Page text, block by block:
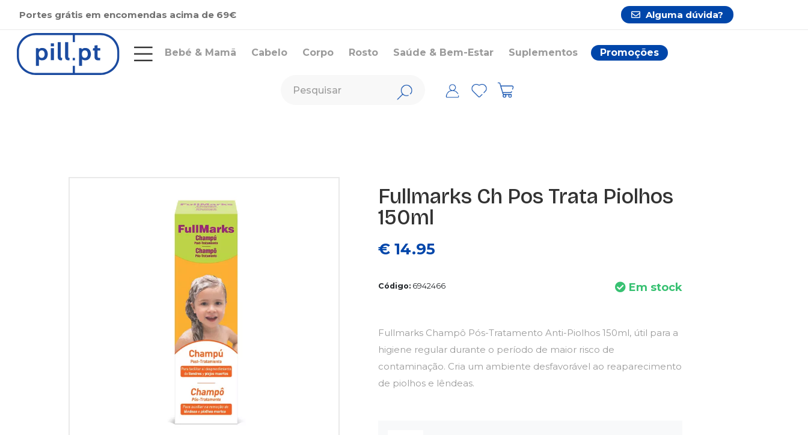
Portes grátis em encomendas acima de 69€ Alguma dúvida?
Bebé & Mamã Cabelo Corpo Rosto Saúde & Bem-Estar Suplementos Promoções
Fullmarks Ch Pos Trata Piolhos
150ml
€ 14.95
Código: 6942466 Em stock
Fullmarks Champô Pós-Tratamento Anti-Piolhos 150ml, útil para a
higiene regular durante o período de maior risco de
contaminação. Cria um ambiente desfavorável ao reaparecimento
de piolhos e lêndeas.